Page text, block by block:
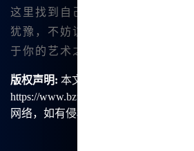
这里找到自己适用的功能与便捷
犹豫，不妨访问
一
于你的艺术之旅吧！
版权声明: 本文由【B族智能】原创，
https://www.bzu.cn/news/show/
网络，如有侵权请联系我们删除处理